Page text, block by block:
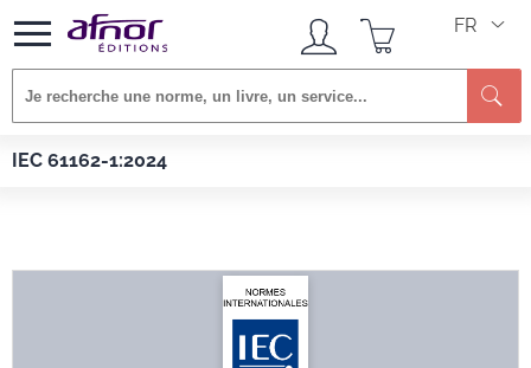
FR
IEC 61162-1:2024
Afnor EDITIONS Normes